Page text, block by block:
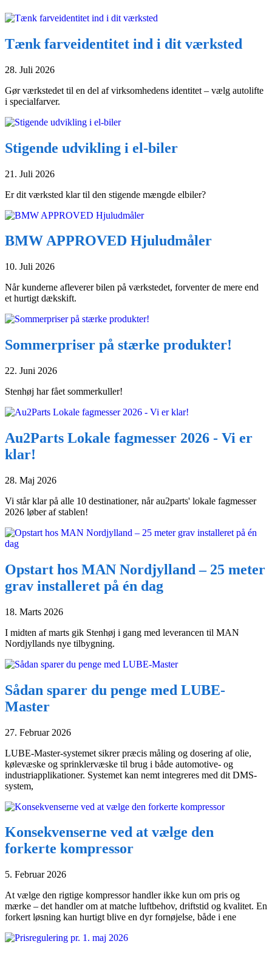
Tænk farveidentitet ind i dit værksted
28. Juli 2026
Gør værkstedet til en del af virksomhedens identitet – vælg autolifte
i specialfarver.
Stigende udvikling i el-biler
21. Juli 2026
Er dit værksted klar til den stigende mængde elbiler?
BMW APPROVED Hjuludmåler
10. Juli 2026
Når kunderne afleverer bilen på værkstedet, forventer de mere end
et hurtigt dækskift.
Sommerpriser på stærke produkter!
22. Juni 2026
Stenhøj har fået sommerkuller!
Au2Parts Lokale fagmesser 2026 - Vi er
klar!
28. Maj 2026
Vi står klar på alle 10 destinationer, når au2parts' lokale fagmesser
2026 løber af stablen!
Opstart hos MAN Nordjylland – 25 meter
grav installeret på én dag
18. Marts 2026
I midten af marts gik Stenhøj i gang med leverancen til MAN
Nordjyllands nye tilbygning.
Sådan sparer du penge med LUBE-
Master
27. Februar 2026
LUBE-Master-systemet sikrer præcis måling og dosering af olie,
kølevæske og sprinklervæske til brug i både automotive- og
industriapplikationer. Systemet kan nemt integreres med dit DMS-
system,
Konsekvenserne ved at vælge den
forkerte kompressor
5. Februar 2026
At vælge den rigtige kompressor handler ikke kun om pris og
mærke – det handler om at matche luftbehov, driftstid og kvalitet. En
forkert løsning kan hurtigt blive en dyr fornøjelse, både i ene